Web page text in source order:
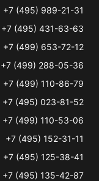
+7 (495) 989-21-31
+7 (495) 431-63-63
+7 (499) 653-72-12
+7 (499) 288-05-36
+7 (499) 110-86-79
+7 (495) 023-81-52
+7 (499) 110-53-06
+7 (495) 152-31-11
+7 (495) 125-38-41
+7 (495) 135-42-87